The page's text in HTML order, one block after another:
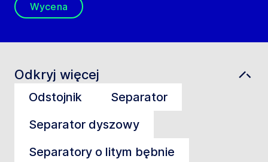
Wycena
Odkryj więcej
Odstojnik
Separator
Separator dyszowy
Separatory o litym bębnie